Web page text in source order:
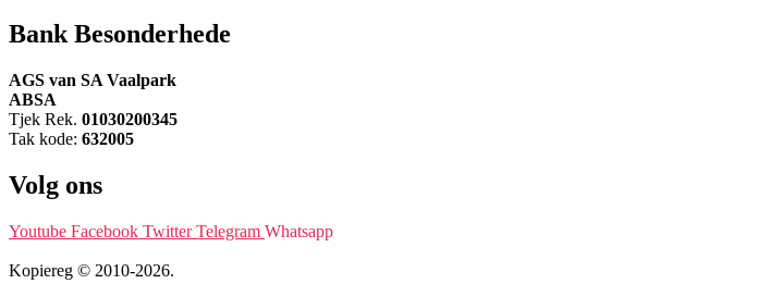
Bank Besonderhede
AGS van SA Vaalpark
ABSA
Tjek Rek. 01030200345
Tak kode: 632005
Volg ons
Youtube Facebook Twitter Telegram Whatsapp
Kopiereg © 2010-2026.